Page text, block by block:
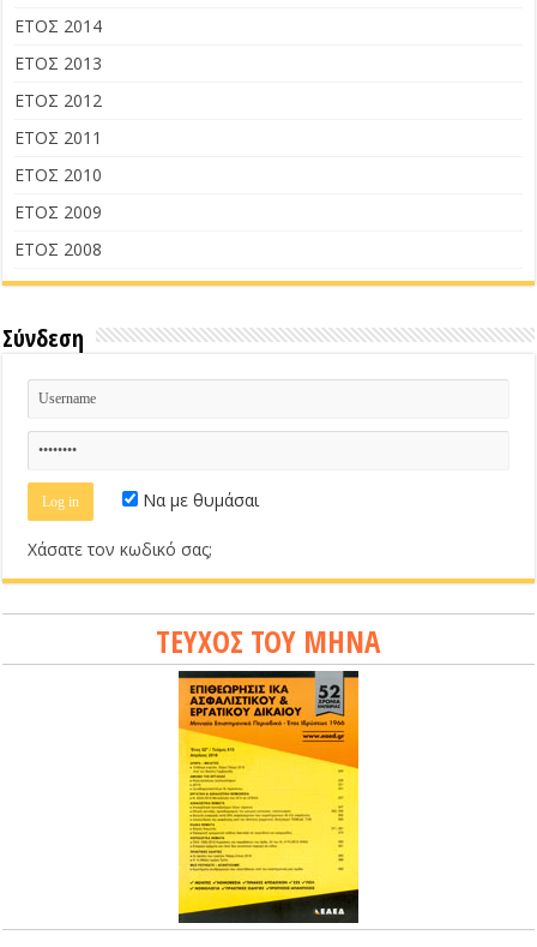
ΕΤΟΣ 2014
ΕΤΟΣ 2013
ΕΤΟΣ 2012
ΕΤΟΣ 2011
ΕΤΟΣ 2010
ΕΤΟΣ 2009
ΕΤΟΣ 2008
Σύνδεση
Να με θυμάσαι
Χάσατε τον κωδικό σας;
ΤΕΥΧΟΣ ΤΟΥ ΜΗΝΑ